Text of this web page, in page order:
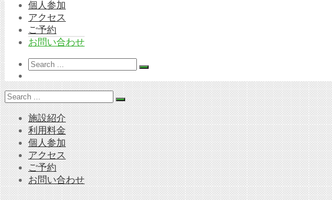
個人参加
アクセス
ご予約
お問い合わせ
施設紹介
利用料金
個人参加
アクセス
ご予約
お問い合わせ